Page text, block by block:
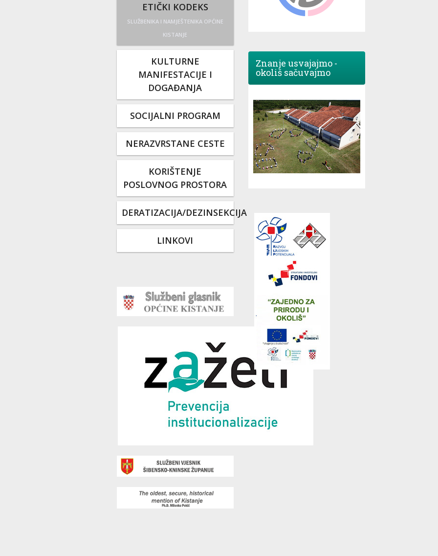
ETIČKI KODEKS
SLUŽBENIKA I NAMJEŠTENIKA OPĆINE
KISTANJE
KULTURNE
MANIFESTACIJE I
DOGAĐANJA
SOCIJALNI PROGRAM
NERAZVRSTANE CESTE
KORIŠTENJE
POSLOVNOG PROSTORA
DERATIZACIJA/DEZINSEKCIJA
LINKOVI
Znanje usvajajmo -
okoliš sačuvajmo